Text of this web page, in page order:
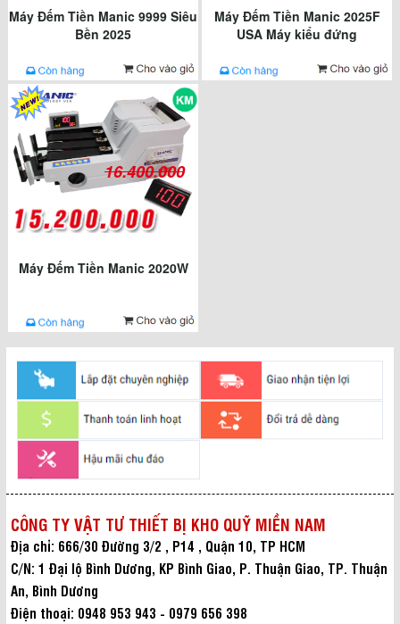
Máy Đếm Tiền Manic 9999 Siêu
Bền 2025
Máy Đếm Tiền Manic 2025F
USA Máy kiểu đứng
16.400.000
Máy Đếm Tiền Manic 2020W
CÔNG TY VẬT TƯ THIẾT BỊ KHO QUỸ MIỀN NAM
Địa chỉ: 666/30 Đường 3/2 , P14 , Quận 10, TP HCM
C/N: 1 Đại lộ Bình Dương, KP Bình Giao, P. Thuận Giao, TP. Thuận
An, Bình Dương
Điện thoại: 0948 953 943 - 0979 656 398